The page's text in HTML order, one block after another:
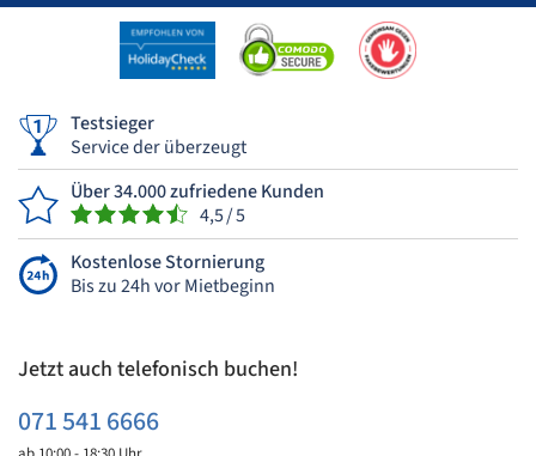
Testsieger
Service der überzeugt
Über 34.000 zufriedene Kunden
4,5 / 5
Kostenlose Stornierung
Bis zu 24h vor Mietbeginn
Jetzt auch telefonisch buchen!
071 541 6666